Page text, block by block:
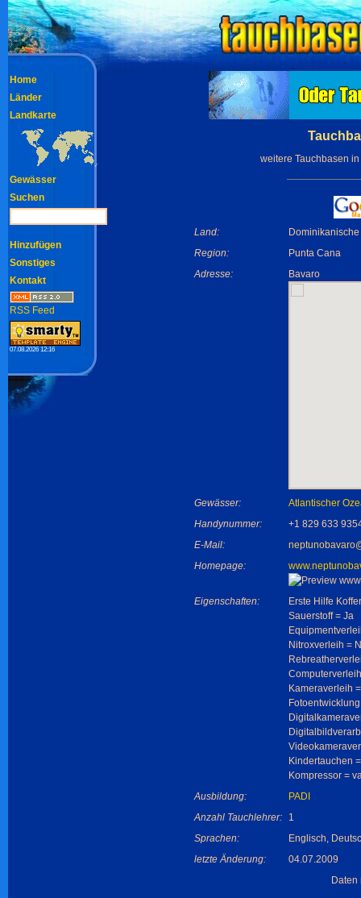
weitere Tauchbasen in
Land:
Region:
Punta Cana
Adresse:
Bavaro
Gewässer:
Atlantischer
Handynummer:
+1 829 633
E-Mail:
Homepage:
Eigenschaften:
Erste Hilfe
Sauerstoff = Ja
Nitroxverleih =
Kameraverleih
Kindertauchen
Kompressor =
Ausbildung:
PADI
Anzahl Tauchlehrer:
1
Sprachen:
Englisch,
letzte Änderung:
04.07.2009
Home
Länder
Landkarte
Gewässer
Suchen
Hinzufügen
Sonstiges
Kontakt
RSS Feed
07.08.2026 12:16